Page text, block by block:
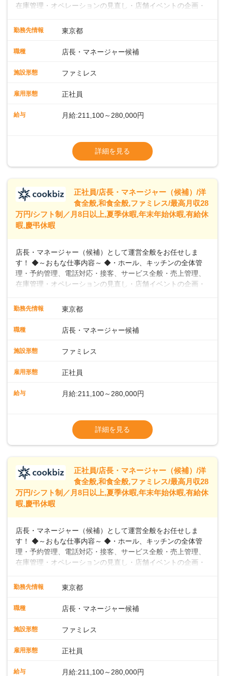
在庫管理・オペレーションの見直し・店舗イベントの企画・
入社後はスキルに合わせた業務からお任せしますので、徐々
向上を目指すDX推進～ ◆すかいらーくのレストランでは、
スタッフの働きやすさをサポートしています。配膳ロボット
や歩行数が約40%も削減されました！また、配膳ロボットに
なDX（デジタルトランスフォーメーション）の取り組みを進
います。私たちは、多様な働き方を提供し、ライフステージ
に合わせた柔軟な勤務時間や働きやすい環境を整えていま
います。
勤務先情報 東京都
職種 店長・マネージャー候補
施設形態 ファミレス
雇用形態 正社員
給与 月給:211,100～280,000円
※残業代全額支給
※経験に応じて応相談①ナショナル社員：月
給245,800円～②エリア社員 ：月給
詳細を見る
正社員/店長・マネージャー（候補）/洋
食全般,和食全般,ファミレス/最高月収28
万円/シフト制／月8日以上,夏季休暇,年末年始休暇,有給休
暇,慶弔休暇
店長・マネージャー（候補）として運営全般をお任せしま
す！ ◆～おもな仕事内容～ ◆・ホール、キッチンの全体管
理・予約管理、電話対応・接客、サービス全般・売上管理、
在庫管理・オペレーションの見直し・店舗イベントの企画・
入社後はスキルに合わせた業務からお任せしますので、徐々
向上を目指すDX推進～ ◆すかいらーくのレストランでは、
スタッフの働きやすさをサポートしています。配膳ロボット
や歩行数が約40%も削減されました！また、配膳ロボットに
なDX（デジタルトランスフォーメーション）の取り組みを進
います。私たちは、多様な働き方を提供し、ライフステージ
に合わせた柔軟な勤務時間や働きやすい環境を整えていま
います。
勤務先情報 東京都
職種 店長・マネージャー候補
施設形態 ファミレス
雇用形態 正社員
給与 月給:211,100～280,000円
※残業代全額支給
※経験に応じて応相談①ナショナル社員：月
給245,800円～②エリア社員 ：月給
詳細を見る
正社員/店長・マネージャー（候補）/洋
食全般,和食全般,ファミレス/最高月収28
万円/シフト制／月8日以上,夏季休暇,年末年始休暇,有給休
暇,慶弔休暇
店長・マネージャー（候補）として運営全般をお任せしま
す！ ◆～おもな仕事内容～ ◆・ホール、キッチンの全体管
理・予約管理、電話対応・接客、サービス全般・売上管理、
在庫管理・オペレーションの見直し・店舗イベントの企画・
入社後はスキルに合わせた業務からお任せしますので、徐々
向上を目指すDX推進～ ◆すかいらーくのレストランでは、
スタッフの働きやすさをサポートしています。配膳ロボット
や歩行数が約40%も削減されました！また、配膳ロボットに
なDX（デジタルトランスフォーメーション）の取り組みを進
勤務先情報 東京都
職種 店長・マネージャー候補
施設形態 ファミレス
雇用形態 正社員
給与 月給:211,100～280,000円